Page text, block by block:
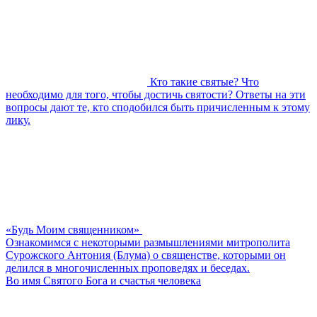
Кто такие святые? Что
необходимо для того, чтобы достичь святости? Ответы на эти
вопросы дают те, кто сподобился быть причисленным к этому
лику.
«Будь Моим священником»
Ознакомимся с некоторыми размышлениями митрополита
Сурожского Антония (Блума) о священстве, которыми он
делился в многочисленных проповедях и беседах.
Во имя Святого Бога и счастья человека